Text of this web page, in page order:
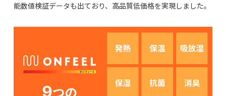
能数値検証データも出ており、高品質低価格を実現しました。